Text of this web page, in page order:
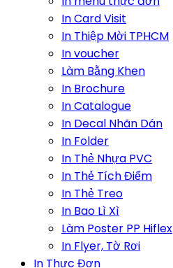
In Card Visit
In Thiệp Mời TPHCM
In voucher
Làm Bằng Khen
In Brochure
In Catalogue
In Decal Nhãn Dán
In Folder
In Thẻ Nhựa PVC
In Thẻ Tích Điểm
In Thẻ Treo
In Bao Lì Xì
Làm Poster PP Hiflex
In Flyer, Tờ Rơi
In Thực Đơn